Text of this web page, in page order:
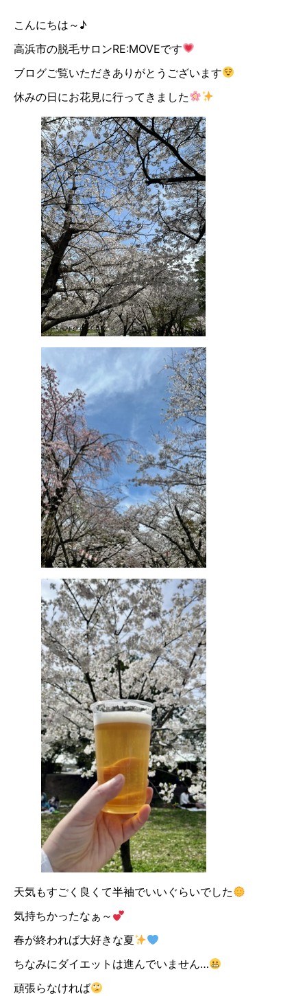
こんにちは～♪
高浜市の脱毛サロンRE:MOVEです
ブログご覧いただきありがとうございます
休みの日にお花見に行ってきました
天気もすごく良くて半袖でいいぐらいでした
気持ちかったなぁ～
春が終われば大好きな夏
ちなみにダイエットは進んでいません…
頑張らなければ